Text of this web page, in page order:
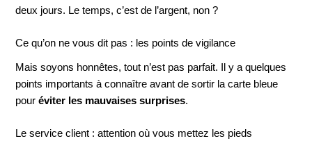
deux jours. Le temps, c’est de l’argent, non ?
Ce qu’on ne vous dit pas : les points de vigilance
Mais soyons honnêtes, tout n’est pas parfait. Il y a quelques
points importants à connaître avant de sortir la carte bleue
pouréviter les mauvaises surprises.
Le service client : attention où vous mettez les pieds